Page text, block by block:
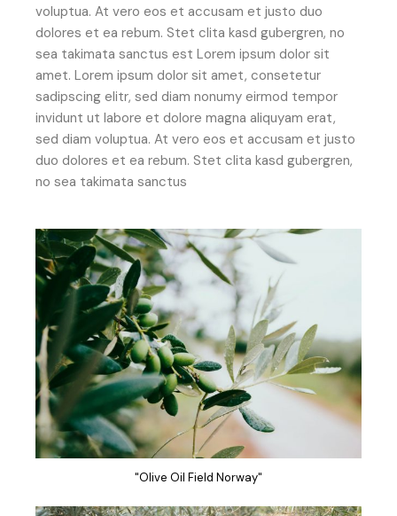
voluptua. At vero eos et accusam et justo duo
dolores et ea rebum. Stet clita kasd gubergren, no
sea takimata sanctus est Lorem ipsum dolor sit
amet. Lorem ipsum dolor sit amet, consetetur
sadipscing elitr, sed diam nonumy eirmod tempor
invidunt ut labore et dolore magna aliquyam erat,
sed diam voluptua. At vero eos et accusam et justo
duo dolores et ea rebum. Stet clita kasd gubergren,
no sea takimata sanctus
"Olive Oil Field Norway"